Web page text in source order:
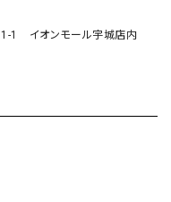
1 イオンモール宇城店内